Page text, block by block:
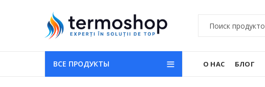
ВСЕ ПРОДУКТЫ О НАС БЛОГ